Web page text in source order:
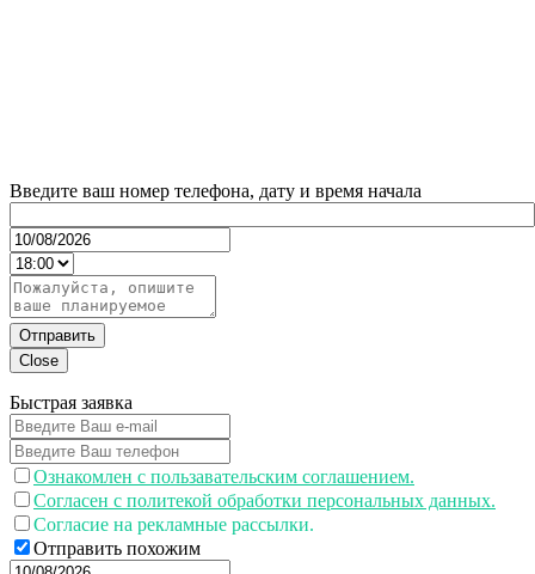
Введите ваш номер телефона, дату и время начала
Отправить
Close
Быстрая заявка
Ознакомлен с пользавательским соглашением.
Согласен с политекой обработки персональных данных.
Согласие на рекламные рассылки.
Отправить похожим